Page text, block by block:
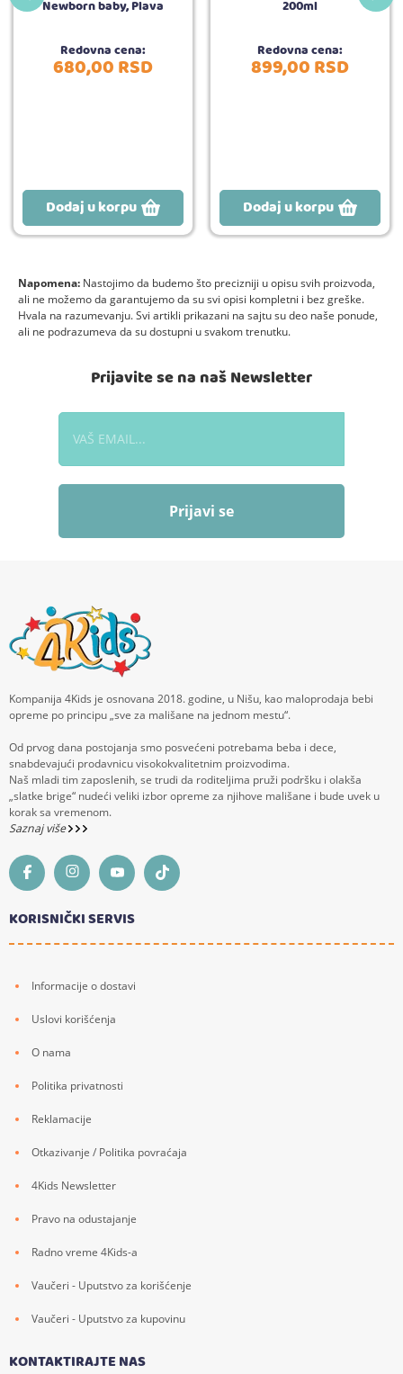
Newborn baby, Plava
Redovna cena:
680,00RSD
Dodaj u korpu
200ml
Redovna cena:
899,00RSD
Dodaj u korpu
Napomena: Nastojimo da budemo što precizniji u opisu svih proizvoda,
ali ne možemo da garantujemo da su svi opisi kompletni i bez greške.
Hvala na razumevanju. Svi artikli prikazani na sajtu su deo naše ponude,
ali ne podrazumeva da su dostupni u svakom trenutku.
Prijavite se na naš Newsletter
Prijavi se
Kompanija 4Kids je osnovana 2018. godine, u Nišu, kao maloprodaja bebi
opreme po principu „sve za mališane na jednom mestu“.
Od prvog dana postojanja smo posvećeni potrebama beba i dece,
snabdevajući prodavnicu visokokvalitetnim proizvodima.
Naš mladi tim zaposlenih, se trudi da roditeljima pruži podršku i olakša
„slatke brige“ nudeći veliki izbor opreme za njihove mališane i bude uvek u
korak sa vremenom.
Saznaj više
KORISNIČKI SERVIS
Informacije o dostavi
Uslovi korišćenja
O nama
Politika privatnosti
Reklamacije
Otkazivanje / Politika povraćaja
4Kids Newsletter
Pravo na odustajanje
Radno vreme 4Kids-a
Vaučeri - Uputstvo za korišćenje
Vaučeri - Uputstvo za kupovinu
KONTAKTIRAJTE NAS